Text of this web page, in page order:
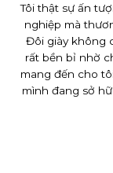
Tôi thật sự ấn
nghiệp mà
Đôi giày không
rất bền bỉ nhờ
mang đến cho
mình đang sở